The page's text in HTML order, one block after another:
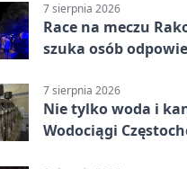
7 sierpnia 2026
Race na meczu
szuka osób
7 sierpnia 2026
Nie tylko woda i
Wodociągi